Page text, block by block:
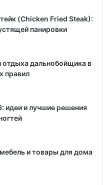
(Chicken Fried Steak):
панировки
отдыха дальнобойщика в
правил
идеи и лучшие решения
и товары для дома